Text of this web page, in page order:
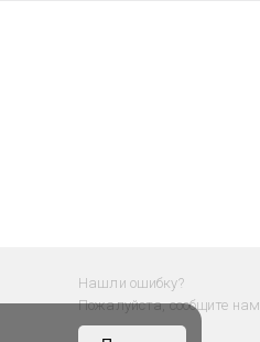
Нашли ошибку?
Пожалуйста, сообщите нам